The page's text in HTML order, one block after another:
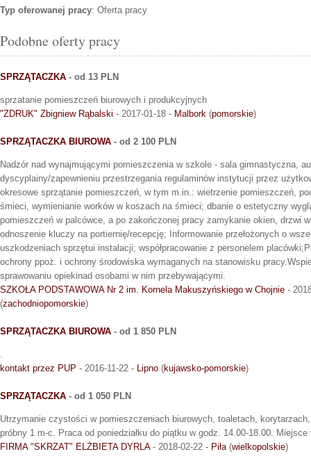
Typ oferowanej pracy: Oferta pracy
Podobne oferty pracy
SPRZĄTACZKA - od 13 PLN
sprzatanie pomieszczeń biurowych i produkcyjnych
"ZDRUK" Zbigniew Rąbalski - 2017-01-18 - Malbork (pomorskie)
SPRZĄTACZKA BIUROWA - od 2 100 PLN
Nadzór nad wynajmującymi pomieszczenia w szkole - sala gimnastyczna,
dyscyplainy/zapewnieniu przestrzegania regulaminów instytucji przez
okresowe sprzątanie pomieszczeń, w tym m.in.: wietrzenie pomieszczeń,
śmieci, wymienianie worków w koszach na śmieci; dbanie o estetyczny
pomieszczeń w palcówce, a po zakończonej pracy zamykanie okien, drzwi
odnoszenie kluczy na portiernię/recepcję; Informowanie przełożonych o
uszkodzeniach sprzętui instalacji; współpracowanie z personelem
ochrony ppoż. i ochrony środowiska wymaganych na stanowisku
sprawowaniu opiekinad osobami w nim przebywającymi.
SZKOŁA PODSTAWOWA Nr 2 im. Kornela Makuszyńskiego w Chojnie -
(zachodniopomorskie)
SPRZĄTACZKA BIUROWA - od 1 850 PLN
.
kontakt przez PUP - 2016-11-22 - Lipno (kujawsko-pomorskie)
SPRZĄTACZKA - od 1 050 PLN
Utrzymanie czystości w pomieszczeniach biurowych, toaletach,
próbny 1 m-c. Praca od poniedziałku do piątku w godz. 14.00-18.00.
FIRMA "SKRZAT" ELŻBIETA DYRLA- 2018-02-22 - Piła(wielkopolskie)